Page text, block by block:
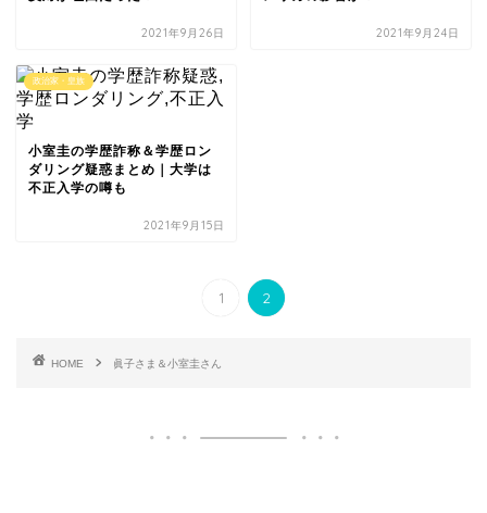
2021年9月26日 2021年9月24日
政治家・皇族
小室圭の学歴詐称＆学歴ロン
ダリング疑惑まとめ｜大学は
不正入学の噂も
2021年9月15日
1 2
HOME 眞子さま＆小室圭さん